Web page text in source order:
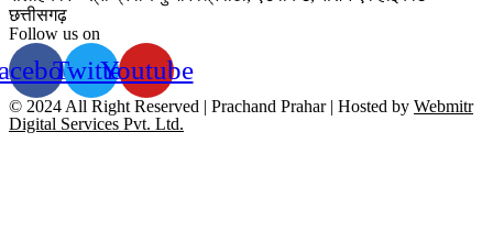
छत्तीसगढ़
Follow us on
TwitterYoutube
© 2024 All Right Reserved | Prachand Prahar | Hosted by Webmitr
Digital Services Pvt. Ltd.